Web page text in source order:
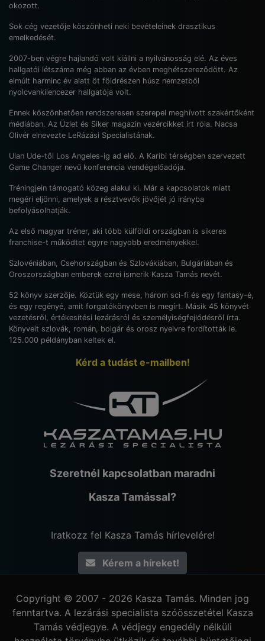
okozott.
Sok cég vezetője köszönheti neki bevételeinek drasztikus
emelkedését.
2007-ben végre hajlandó volt kiállni a nyilvánosság elé. Az éves
hallgatói létszáma még abban az évben meghétszereződött. Az
elmúlt harminc év alatt öt földrészen húsz nemzetből
nyolcvankilencezer hallgatója volt.
Ennek köszönhetően rendszeresen szerepel meghívott szakértőként
médiában. Az Üzlet és Siker magazin vezércikket írt róla. Nacsa
Olivér elnevezte LeRázási Specialistának.
Ulan Ude-től Los Angeles-ig ad elő. A Karibi térségben szervezett
Game Changer nevű konferencia vendégelőadója.
Tréningjein támogató közeg alakul ki. Már a kapcsolatok miatt
megéri eljönni, amelyek a résztvevők jövőjét jó irányba
befolyásolhatják.
Az első magyar tréner, aki több külföldi országban is sikeres
franchise-t működtet egyre nagyobb eredményekkel.
Szlovéniában, Csehországban és Szlovákiában, Bulgáriában és
Oroszországban emberek ezrei ismerik Kasza Tamás nevét.
52 könyv szerzője. Köztük egy mese, három sci-fi és egy fantasy-é,
és egy regényé, amit forgatókönyvben is megírt. Másik 45 könyvét
vezetésről, értékesítési lezárásról és személyiségfejlődésről írta.
Könyveit szlovák, román, bolgár és orosz nyelvre fordították le.
125.000 példányban keltek el.
Kérd a tudást e-mailben!
Szeretnél kapcsolatban maradni
Kasza Tamással?
Iratkozz fel Kasza Tamás hírlevelére!
Kérem a híreket!
Copyright © 2007 - 2026 Kasza Tamás. Minden jog
fenntartva. A lezárási specialista szóösszetétel Kasza
Tamás védjegye. A védjegy engedély nélküli